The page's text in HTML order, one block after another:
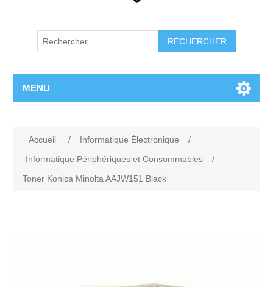
RECHERCHER
MENU
Accueil / Informatique Électronique
/
Informatique Périphériques et Consommables
/
Toner Konica Minolta AAJW151 Black